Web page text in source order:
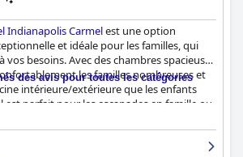
Indianapolis Carmelest une option
et idéale pour les familles, qui
besoins. Avec des chambres spacieuses
les familles nombreuses et
intérieure/extérieure que les enfants
parfait pour les escapades en famille ou
telles que les fêtes d'anniversaire. L'hôtel
animaux de compagnie, ce qui est un
à fourrure. Bien que certains
des avis pour toutes les catégories